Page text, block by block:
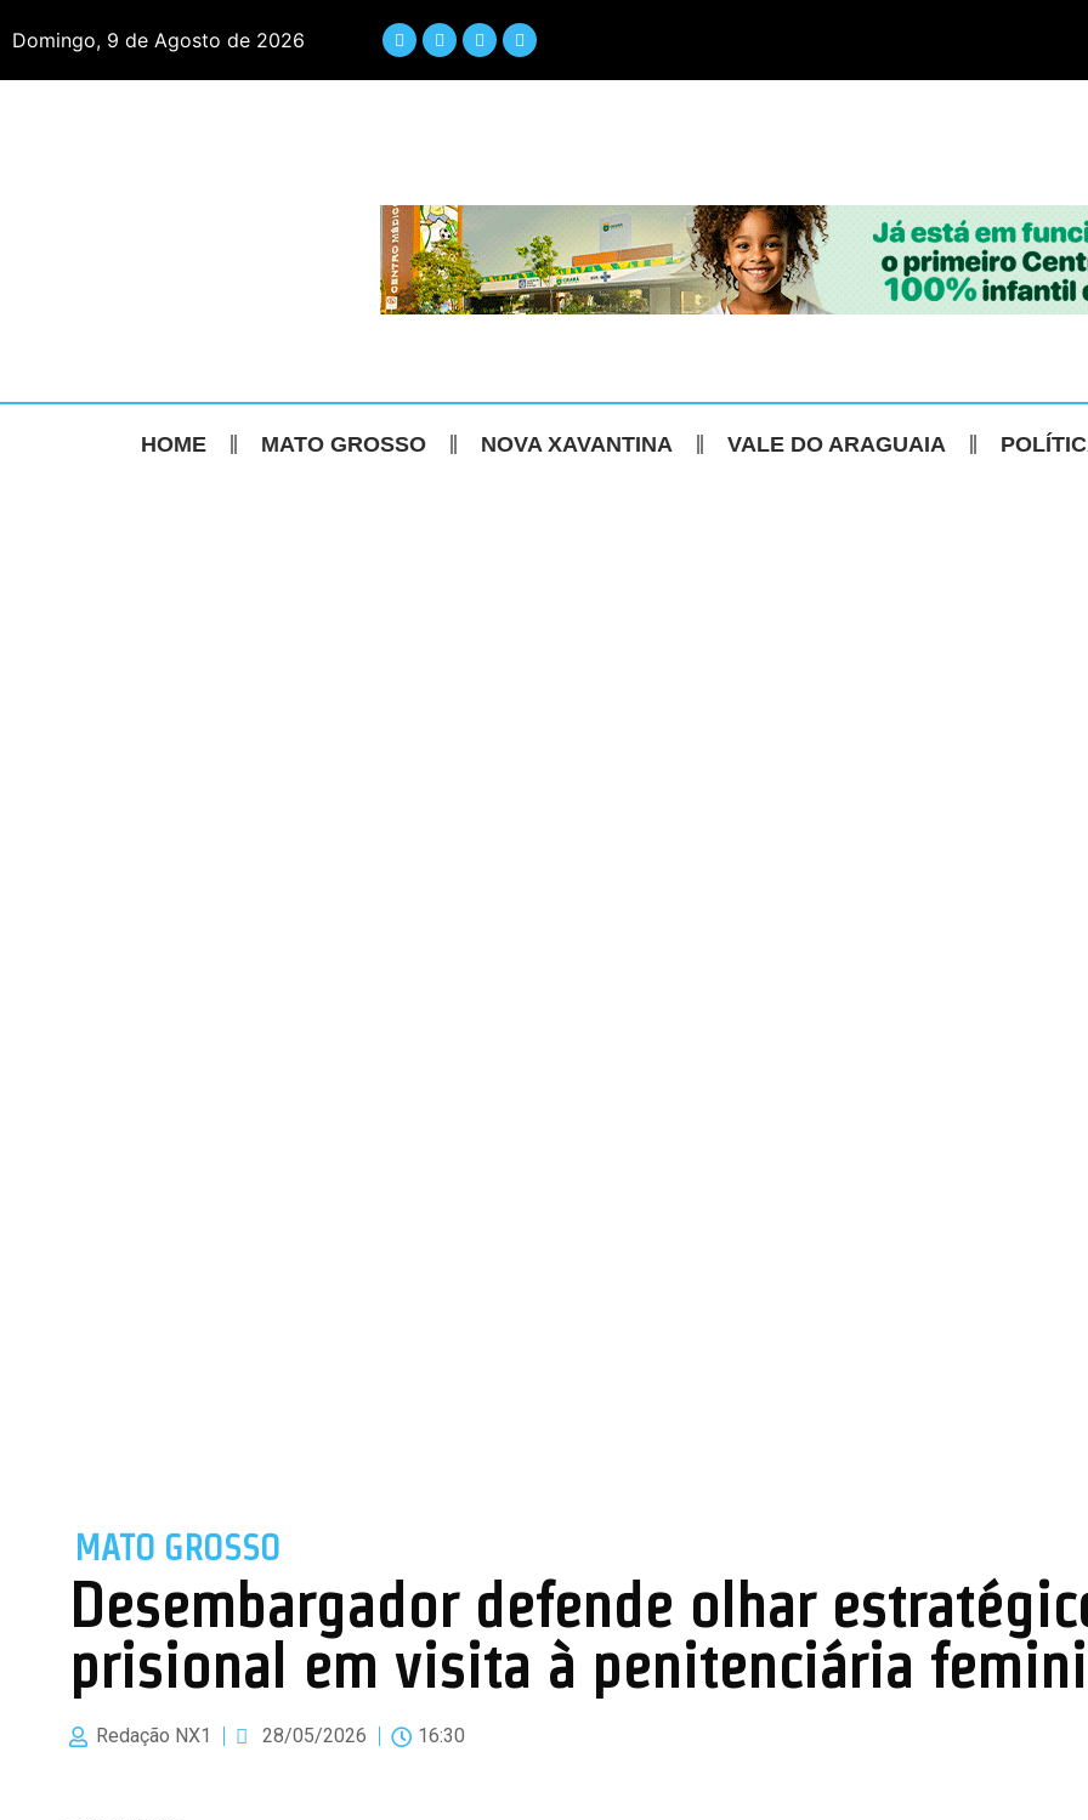
Domingo, 9 de Agosto de 2026
HOME MATO GROSSO NOVA XAVANTINA VALE DO ARAGUAIA
MATO GROSSO
Desembargador defende olhar
prisional em visita à penitenciária
Redação NX1 28/05/2026 16:30